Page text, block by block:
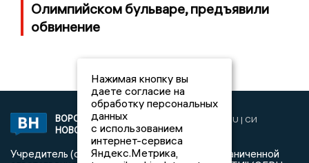
Олимпийском бульваре, предъявили
обвинение
ВОРОНЕЖСКИЕ
НОВОСТИ
2019 © VORONEZHNEWS.RU | СИ
«Воронежские новости»
Учредитель (соучредители): Общество с ограниченной
Нажимая кнопку вы
даете согласие на
обработку персональных
данных
с использованием
интернет-сервиса
Яндекс.Метрика,